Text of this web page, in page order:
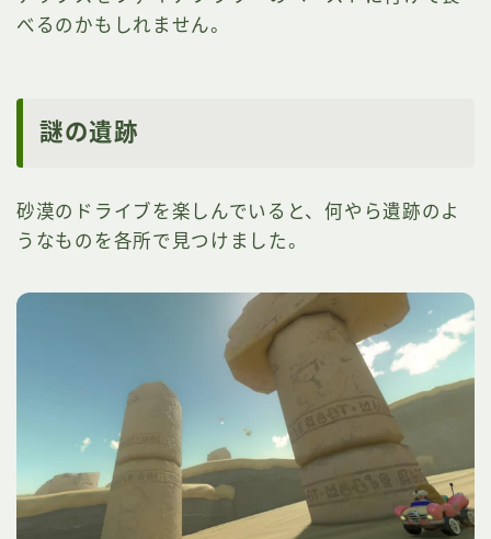
べるのかもしれません。
謎の遺跡
砂漠のドライブを楽しんでいると、何やら遺跡のよ
うなものを各所で見つけました。